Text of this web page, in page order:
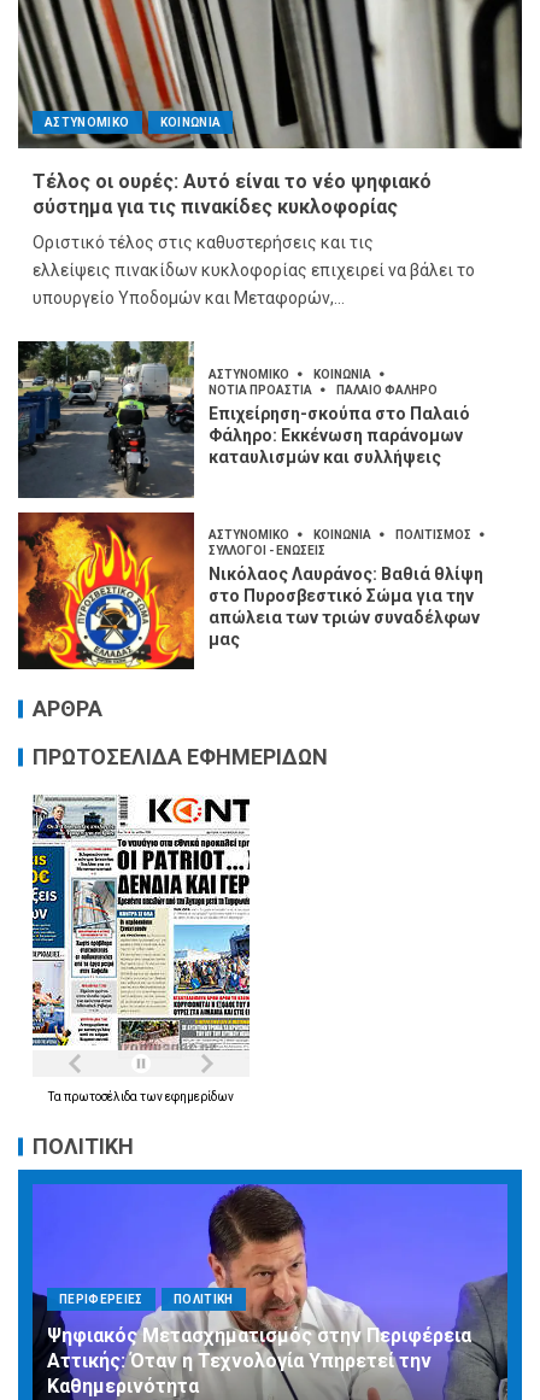
ΑΣΤΥΝΟΜΙΚΟ ΚΟΙΝΩΝΙΑ
Τέλος οι ουρές: Αυτό είναι το νέο ψηφιακό
σύστημα για τις πινακίδες κυκλοφορίας
Οριστικό τέλος στις καθυστερήσεις και τις
ελλείψεις πινακίδων κυκλοφορίας επιχειρεί να βάλει το
υπουργείο Υποδομών και Μεταφορών,...
ΑΣΤΥΝΟΜΙΚΟ
ΚΟΙΝΩΝΙΑ
ΝΟΤΙΑ ΠΡΟΑΣΤΙΑ
ΠΑΛΑΙΟ ΦΑΛΗΡΟ
Επιχείρηση-σκούπα στο Παλαιό
Φάληρο: Εκκένωση παράνομων
καταυλισμών και συλλήψεις
ΑΣΤΥΝΟΜΙΚΟ ΚΟΙΝΩΝΙΑ
ΠΟΛΙΤΙΣΜΟΣ
ΣΥΛΛΟΓΟΙ - ΕΝΩΣΕΙΣ
Νικόλαος Λαυράνος: Βαθιά θλίψη
στο Πυροσβεστικό Σώμα για την
απώλεια των τριών συναδέλφων
μας
ΑΡΘΡΑ
ΠΡΩΤΟΣΕΛΙΔΑ ΕΦΗΜΕΡΙΔΩΝ
Τα πρωτοσέλιδα τωνεφημερίδων
ΠΟΛΙΤΙΚΗ
ΠΕΡΙΦΕΡΕΙΕΣ ΠΟΛΙΤΙΚΗ
Ψηφιακός Μετασχηματισμός στην Περιφέρεια
Αττικής: Όταν η Τεχνολογία Υπηρετεί την
Καθημερινότητα